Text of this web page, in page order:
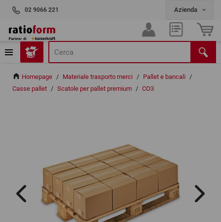
02 9066 221
Homepage / Materiale trasporto merci / Pallet e bancali /
Casse pallet / Scatole per pallet premium / CO3